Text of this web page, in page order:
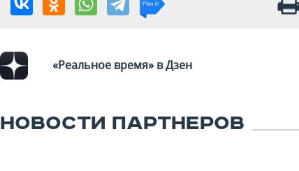
«Реальное время» в Дзен
НОВОСТИ ПАРТНЕРОВ